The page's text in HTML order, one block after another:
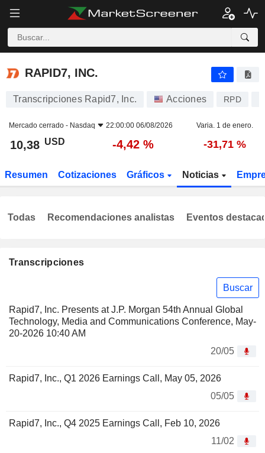
RAPID7, INC.
RAPID7, INC.
Transcripciones Rapid7, Inc. Acciones RPD
Mercado cerrado - Nasdaq 22:00:00 06/08/2026 Varia. 1 de enero.
10,38 USD -4,42 % -31,71 %
Resumen Cotizaciones Gráficos Noticias
Transcripciones
Buscar
Rapid7, Inc. Presents at J.P. Morgan 54th Annual Global
Technology, Media and Communications Conference, May-
20-2026 10:40 AM
20/05
Rapid7, Inc., Q1 2026 Earnings Call, May 05, 2026
05/05
Rapid7, Inc., Q4 2025 Earnings Call, Feb 10, 2026
11/02
Todas Recomendaciones analistas Eventos